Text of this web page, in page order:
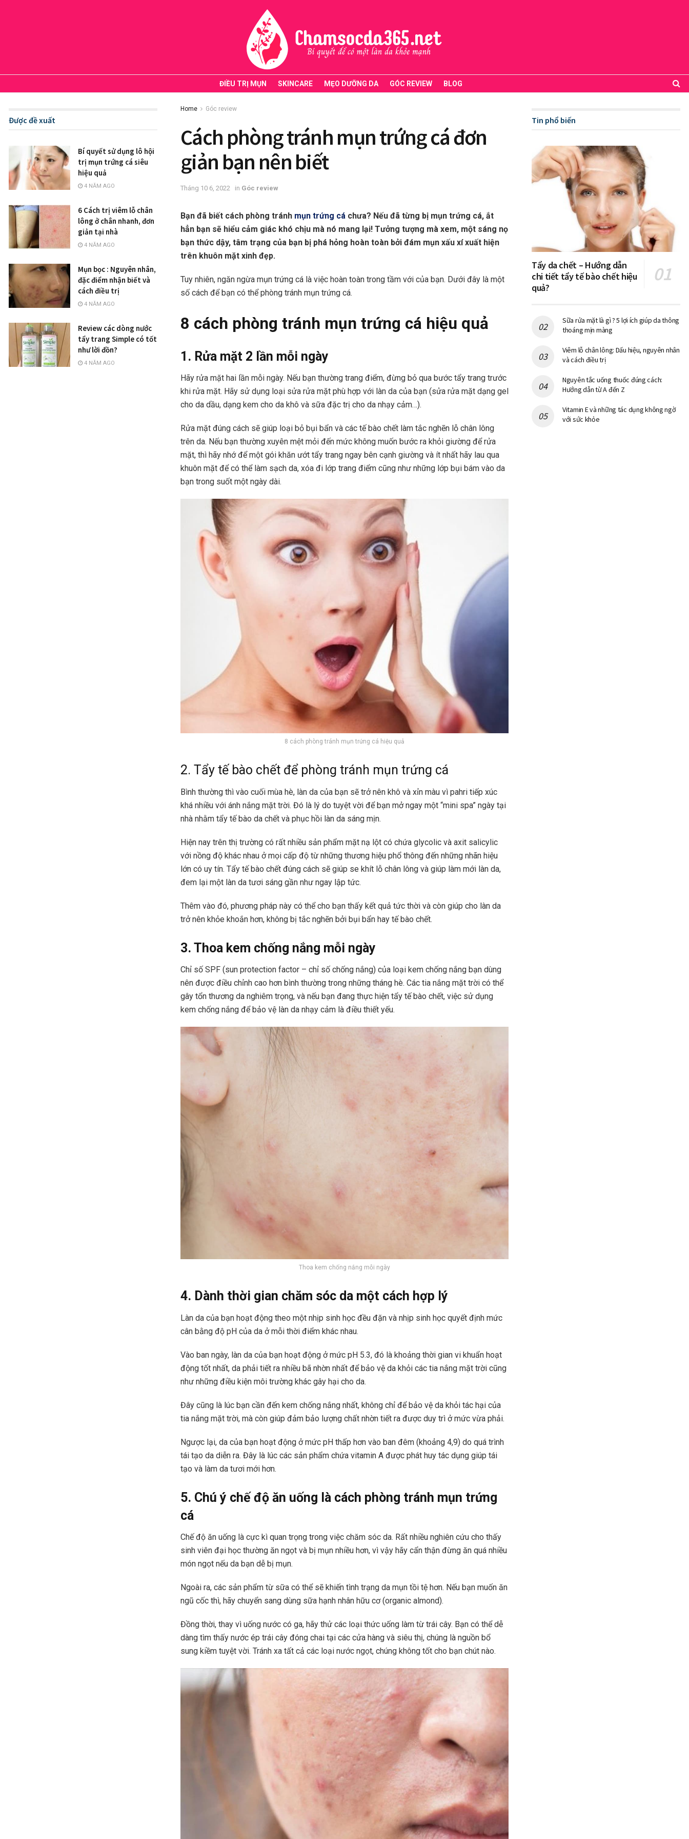
ĐIỀU TRỊ MỤN SKINCARE MẸO DƯỠNG DA GÓC REVIEW BLOG
Home Góc review
Cách phòng tránh mụn trứng cá đơn
giản bạn nên biết
Tháng 10 6, 2022 in Góc review
Bạn đã biết cách phòng tránh mụn trứng cá chưa? Nếu đã từng bị mụn trứng cá, ắt
hẳn bạn sẽ hiểu cảm giác khó chịu mà nó mang lại! Tưởng tượng mà xem, một sáng nọ
bạn thức dậy, tâm trạng của bạn bị phá hỏng hoàn toàn bởi đám mụn xấu xí xuất hiện
trên khuôn mặt xinh đẹp.
Tuy nhiên, ngăn ngừa mụn trứng cá là việc hoàn toàn trong tầm với của bạn. Dưới đây là một
số cách để bạn có thể phòng tránh mụn trứng cá.
8 cách phòng tránh mụn trứng cá hiệu quả
1. Rửa mặt 2 lần mỗi ngày
Hãy rửa mặt hai lần mỗi ngày. Nếu bạn thường trang điểm, đừng bỏ qua bước tẩy trang trước
khi rửa mặt. Hãy sử dụng loại sửa rửa mặt phù hợp với làn da của bạn (sửa rửa mặt dạng gel
cho da dầu, dạng kem cho da khô và sữa đặc trị cho da nhạy cảm…).
Rửa mặt đúng cách sẽ giúp loại bỏ bụi bẩn và các tế bào chết làm tắc nghẽn lỗ chân lông
trên da. Nếu bạn thường xuyên mệt mỏi đến mức không muốn bước ra khỏi giường để rửa
mặt, thì hãy nhớ để một gói khăn ướt tẩy trang ngay bên cạnh giường và ít nhất hãy lau qua
khuôn mặt để có thể làm sạch da, xóa đi lớp trang điểm cũng như những lớp bụi bám vào da
bạn trong suốt một ngày dài.
8 cách phòng tránh mụn trứng cá hiệu quả
2. Tẩy tế bào chết để phòng tránh mụn trứng cá
Bình thường thì vào cuối mùa hè, làn da của bạn sẽ trở nên khô và xỉn màu vì pahri tiếp xúc
khá nhiều với ánh nắng mặt trời. Đó là lý do tuyệt vời để bạn mở ngay một “mini spa” ngày tại
nhà nhằm tẩy tế bào da chết và phục hồi làn da sáng mịn.
Hiện nay trên thị trường có rất nhiều sản phẩm mặt nạ lột có chứa glycolic và axit salicylic
với nồng độ khác nhau ở mọi cấp độ từ những thương hiệu phổ thông đến những nhãn hiệu
lớn có uy tín. Tẩy tế bào chết đúng cách sẽ giúp se khít lỗ chân lông và giúp làm mới làn da,
đem lại một làn da tươi sáng gần như ngay lập tức.
Thêm vào đó, phương pháp này có thể cho bạn thấy kết quả tức thời và còn giúp cho làn da
trở nên khỏe khoắn hơn, không bị tắc nghẽn bởi bụi bẩn hay tế bào chết.
3. Thoa kem chống nắng mỗi ngày
Chỉ số SPF (sun protection factor – chỉ số chống nắng) của loại kem chống nắng bạn dùng
nên được điều chỉnh cao hơn bình thường trong những tháng hè. Các tia nắng mặt trời có thể
gây tổn thương da nghiêm trọng, và nếu bạn đang thực hiện tẩy tế bào chết, việc sử dụng
kem chống nắng để bảo vệ làn da nhạy cảm là điều thiết yếu.
Thoa kem chống nắng mỗi ngày
4. Dành thời gian chăm sóc da một cách hợp lý
Làn da của bạn hoạt động theo một nhịp sinh học đều đặn và nhịp sinh học quyết định mức
cân bằng độ pH của da ở mỗi thời điểm khác nhau.
Vào ban ngày, làn da của bạn hoạt động ở mức pH 5.3, đó là khoảng thời gian vi khuẩn hoạt
động tốt nhất, da phải tiết ra nhiều bã nhờn nhất để bảo vệ da khỏi các tia nắng mặt trời cũng
như những điều kiện môi trường khác gây hại cho da.
Đây cũng là lúc bạn cần đến kem chống nắng nhất, không chỉ để bảo vệ da khỏi tác hại của
tia nắng mặt trời, mà còn giúp đảm bảo lượng chất nhờn tiết ra được duy trì ở mức vừa phải.
Ngược lại, da của bạn hoạt động ở mức pH thấp hơn vào ban đêm (khoảng 4,9) do quá trình
tái tạo da diễn ra. Đây là lúc các sản phẩm chứa vitamin A được phát huy tác dụng giúp tái
tạo và làm da tươi mới hơn.
5. Chú ý chế độ ăn uống là cách phòng tránh mụn trứng
cá
Chế độ ăn uống là cực kì quan trọng trong việc chăm sóc da. Rất nhiều nghiên cứu cho thấy
sinh viên đại học thường ăn ngọt và bị mụn nhiều hơn, vì vậy hãy cẩn thận đừng ăn quá nhiều
món ngọt nếu da bạn dễ bị mụn.
Ngoài ra, các sản phẩm từ sữa có thể sẽ khiến tình trạng da mụn tồi tệ hơn. Nếu bạn muốn ăn
ngũ cốc thì, hãy chuyển sang dùng sữa hạnh nhân hữu cơ (organic almond).
Đồng thời, thay vì uống nước có ga, hãy thử các loại thức uống làm từ trái cây. Bạn có thể dễ
dàng tìm thấy nước ép trái cây đóng chai tại các cửa hàng và siêu thị, chúng là nguồn bổ
sung kiềm tuyệt vời. Tránh xa tất cả các loại nước ngọt, chúng không tốt cho bạn chút nào.
Được đề xuất
Bí quyết sử dụng lô hội
trị mụn trứng cá siêu
hiệu quả
4 NĂM AGO
6 Cách trị viêm lỗ chân
lông ở chân nhanh, đơn
giản tại nhà
4 NĂM AGO
Mụn bọc : Nguyên nhân,
đặc điểm nhận biết và
cách điều trị
4 NĂM AGO
Review các dòng nước
tẩy trang Simple có tốt
như lời đồn?
4 NĂM AGO
Tin phổ biến
Tẩy da chết – Hướng dẫn
chi tiết tẩy tế bào chết hiệu
quả?
Sữa rửa mặt là gì ? 5 lợi ích giúp da thông
thoáng mịn màng
Viêm lỗ chân lông: Dấu hiệu, nguyên nhân
và cách điều trị
Nguyên tắc uống thuốc đúng cách:
Hướng dẫn từ A đến Z
Vitamin E và những tác dụng không ngờ
với sức khỏe